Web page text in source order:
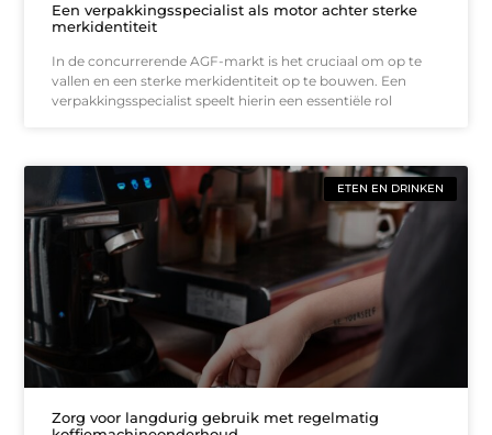
Een verpakkingsspecialist als motor achter sterke
merkidentiteit
In de concurrerende AGF-markt is het cruciaal om op te
vallen en een sterke merkidentiteit op te bouwen. Een
verpakkingsspecialist speelt hierin een essentiële rol
ETEN EN DRINKEN
Zorg voor langdurig gebruik met regelmatig